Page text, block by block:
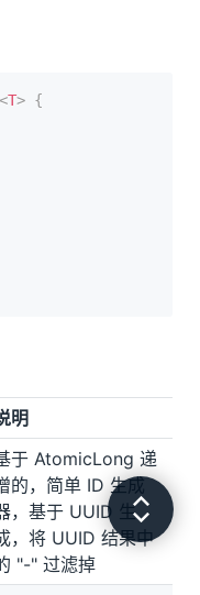
<T> {
明
于 AtomicLong 递
的，简单 ID 生成
，基于 UUID 生
，将 UUID 结果中
"-" 过滤掉